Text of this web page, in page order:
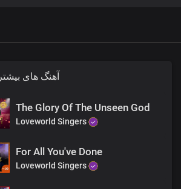
آهنگ های بیشتر
The Glory Of The Unseen God
Loveworld Singers
For All You've Done
Loveworld Singers